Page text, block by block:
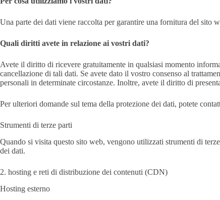
Una parte dei dati viene raccolta per garantire una fornitura del
Quali diritti avete in relazione ai vostri dati?
Avete il diritto di ricevere gratuitamente in qualsiasi momento
cancellazione di tali dati. Se avete dato il vostro consenso al
personali in determinate circostanze. Inoltre, avete il diritto di
Per ulteriori domande sul tema della protezione dei dati, potete
Strumenti di terze parti
Quando si visita questo sito web, vengono utilizzati strumenti di
dei dati.
2. hosting e reti di distribuzione dei contenuti (CDN)
Hosting esterno